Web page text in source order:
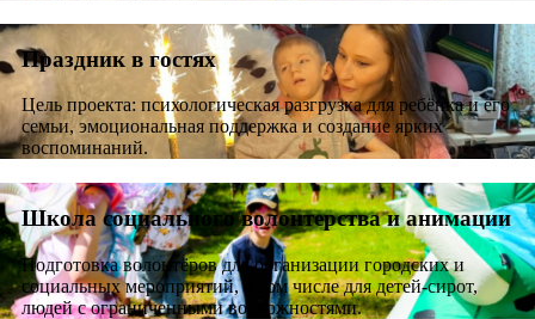
Праздник в гостях
Цель проекта: психологическая разгрузка для ребёнка и его
семьи, эмоциональная поддержка и создание ярких
воспоминаний.
Школа социального волонтерства и анимации
Подготовка волонтёров для организации городских и
социальных мероприятий, в том числе для детей-сирот,
людей с ограниченными возможностями.